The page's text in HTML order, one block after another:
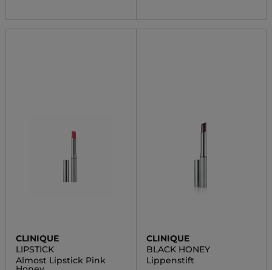
CLINIQUE
LIPSTICK
Almost Lipstick Pink
CLINIQUE
BLACK HONEY
Lippenstift